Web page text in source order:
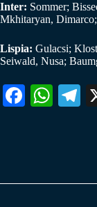
Inter: Sommer;
Mkhitaryan,
Lispia: Gulacsi;
Seiwald, Nusa;
Fa W
pp m